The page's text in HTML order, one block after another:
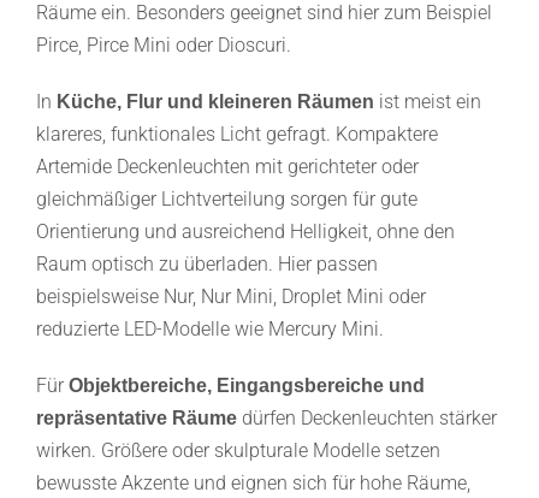
Räume ein. Besonders geeignet sind hier zum Beispiel
Pirce, Pirce Mini oder Dioscuri.
In Küche, Flur und kleineren Räumen ist meist ein
klareres, funktionales Licht gefragt. Kompaktere
Artemide Deckenleuchten mit gerichteter oder
gleichmäßiger Lichtverteilung sorgen für gute
Orientierung und ausreichend Helligkeit, ohne den
Raum optisch zu überladen. Hier passen
beispielsweise Nur, Nur Mini, Droplet Mini oder
reduzierte LED-Modelle wie Mercury Mini.
Für Objektbereiche, Eingangsbereiche und
repräsentative Räumedürfen Deckenleuchten stärker
wirken. Größere oder skulpturale Modelle setzen
bewusste Akzente und eignen sich für hohe Räume,